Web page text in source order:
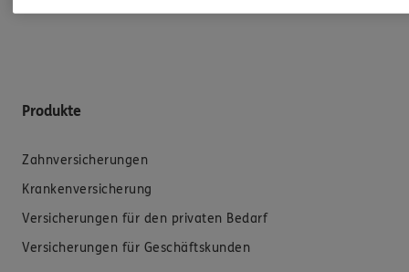
Produkte
Zahnversicherungen
Krankenversicherung
Versicherungen für den privaten Bedarf
Versicherungen für Geschäftskunden